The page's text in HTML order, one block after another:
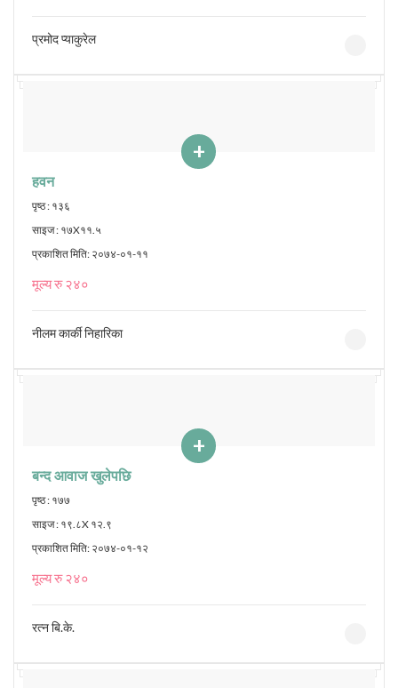
प्रमोद प्याकुरेल
+
हवन
पृष्ठ : १३६
साइज : १७X११.५
प्रकाशित मिति: २०७४-०१-११
मूल्य रु २४०
नीलम कार्की निहारिका
+
बन्द आवाज खुलेपछि
पृष्ठ : १७७
साइज : १९.८X १२.९
प्रकाशित मिति: २०७४-०१-१२
मूल्य रु २४०
रत्न बि.के.